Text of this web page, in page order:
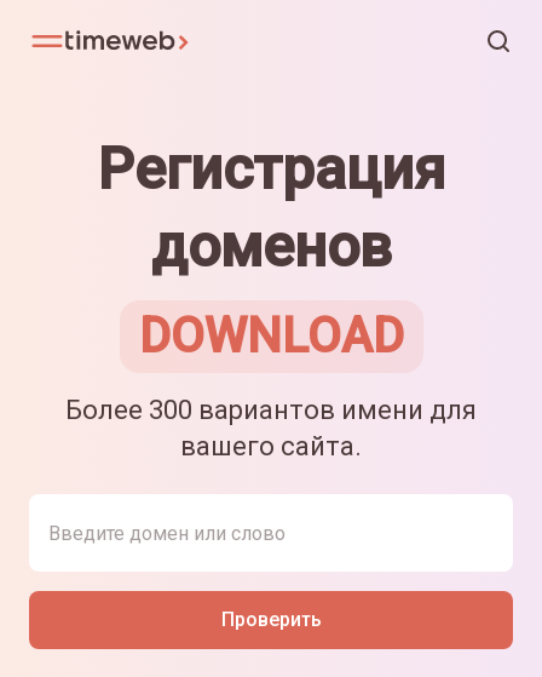
Регистрация
доменов
DOWNLOAD
Более 300 вариантов имени для
вашего сайта.
Проверить